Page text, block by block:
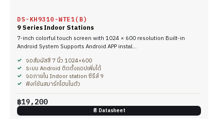
DS-KH9310-WTE1(B)
9 Series Indoor Stations
7-inch colorful touch screen with 1024 × 600 resolution Built-in
Android System Supports Android APP instal…
จอสัมผัสสี 7 นิ้ว 1024×600
ระบบ Android ติดตั้งแอปเพิ่มได้
จอภายใน Indoor station ซีรีส์ 9
ฟังก์ชันสมาร์ทโฮมในตัว
฿19,200
📄 Datasheet